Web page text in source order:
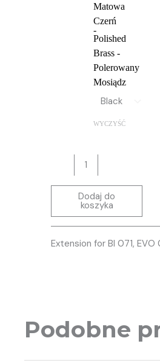
Matowa
Czerń
Polished
Brass -
Polerowany
Mosiądz
WYCZYŚĆ
Dodaj do
koszyka
Extension for BI 071, EVO
Podobne